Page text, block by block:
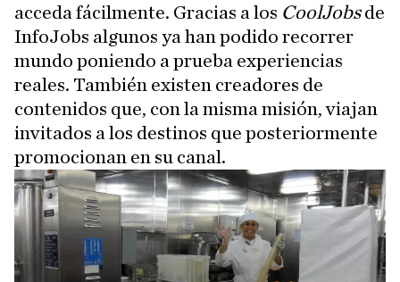
acceda fácilmente. Gracias a los CoolJobsde
InfoJobs algunos ya han podido recorrer
mundo poniendo a prueba experiencias
reales. También existen creadores de
contenidos que, con la misma misión, viajan
invitados a los destinos que posteriormente
promocionan en su canal.